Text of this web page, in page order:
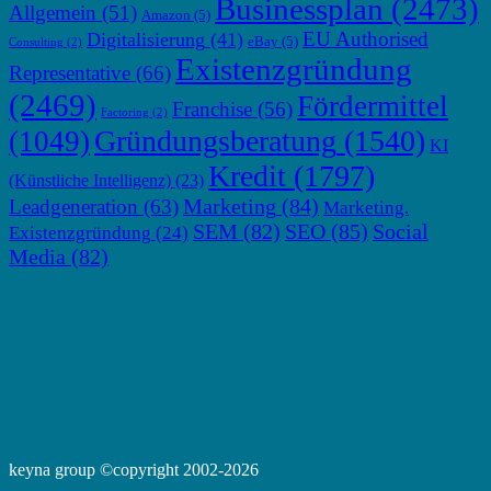
Allgemein (51) Amazon (5) Businessplan (2473)
Consulting (2) Digitalisierung (41) eBay (5) EU Authorised
Representative (66) Existenzgründung
(2469) Factoring (2) Franchise (56) Fördermittel
(1049) Gründungsberatung (1540) KI
(Künstliche Intelligenz) (23) Kredit (1797)
Leadgeneration (63)Marketing (84) Marketing.
Existenzgründung (24) SEM (82) SEO (85) Social
Media (82)
keyna group ©copyright 2002-2026